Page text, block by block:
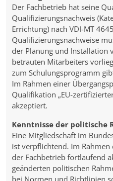
Der Fachbetrieb hat seine
Qualifizierungsnachweis
Errichtung) nach VDI-MT
Qualifizierungsnachweise
der Planung und Installation
betrauten Mitarbeiters
zum Schulungsprogramm
Im Rahmen einer
Qualifikation „EU-
akzeptiert.
Kenntnisse der politische
Eine Mitgliedschaft im
ist verpflichtend. Im
der Fachbetrieb fortlaufend
geänderten politischen